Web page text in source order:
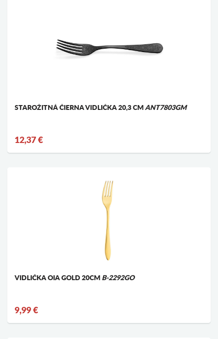
STAROŽITNÁ ČIERNA VIDLIČKA 20,3 CM ANT7803GM
12,37 €
VIDLIČKA OIA GOLD 20CM B-2292GO
9,99 €